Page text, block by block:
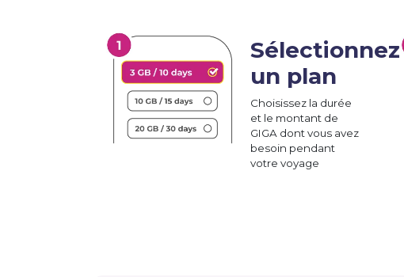
Sélectionnez
un plan
Choisissez la durée
et le montant de
GIGA dont vous avez
besoin pendant
votre voyage